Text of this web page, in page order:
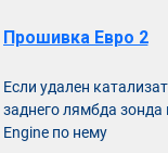
Прошивка Евро 2
Если удален
заднего лямбда
Engine по нему